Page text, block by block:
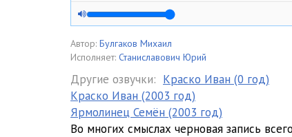
04 Белая гвардия, ч.1,гл.4
05 Белая гвардия, ч.1,гл.5
07 Белая гвардия, ч.1,гл.7
08 Белая гвардия, ч.2, гл.8
Автор: Булгаков Михаил
Исполняет: Станиславович Юрий
Другие озвучки: Краско Иван (0 год)
Краско Иван (2003 год)
Ярмолинец Семён (2003 год)
Во многих смыслах черновая запись